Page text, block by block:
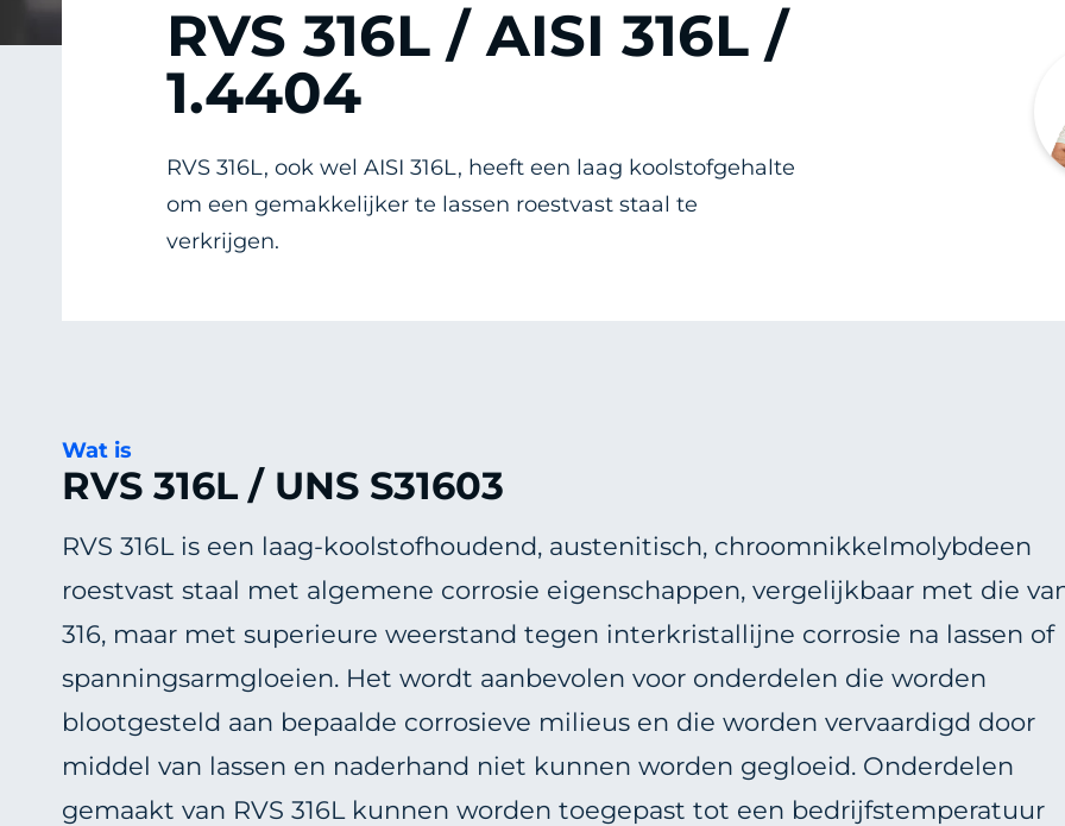
RVS 316L / AISI 316L /
1.4404
RVS 316L, ook wel AISI 316L, heeft een laag koolstofgehalte
om een gemakkelijker te lassen roestvast staal te
verkrijgen.
Wat is
RVS 316L / UNS S31603
RVS 316L is een laag-koolstofhoudend, austenitisch, chroomnikkelmolybdeen
roestvast staal met algemene corrosie eigenschappen, vergelijkbaar met die
316, maar met superieure weerstand tegen interkristallijne corrosie na lassen of
spanningsarmgloeien. Het wordt aanbevolen voor onderdelen die worden
blootgesteld aan bepaalde corrosieve milieus en die worden vervaardigd door
middel van lassen en naderhand niet kunnen worden gegloeid. Onderdelen
gemaakt van RVS 316L kunnen worden toegepast tot een bedrijfstemperatuur